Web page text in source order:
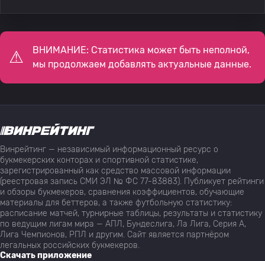
ВНИМАНИЕ: Статистика может быть неполной,
мы продолжаем добавлять актуальные данные.
Винрейтинг — независимый информационный ресурс о
букмекерских конторах и спортивной статистике,
зарегистрированный как средство массовой информации
(реестровая запись СМИ ЭЛ № ФС 77-83883). Публикует рейтинги
и обзоры букмекеров, сравнения коэффициентов, обучающие
материалы для беттеров, а также футбольную статистику:
расписание матчей, турнирные таблицы, результаты и статистику
по ведущим лигам мира — АПЛ, Бундеслига, Ла Лига, Серия А,
Лига Чемпионов, РПЛ и другим. Сайт является партнёром
легальных российских букмекеров.
Скачать приложение